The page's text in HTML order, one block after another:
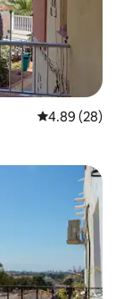
Calificación
4.89 (28)